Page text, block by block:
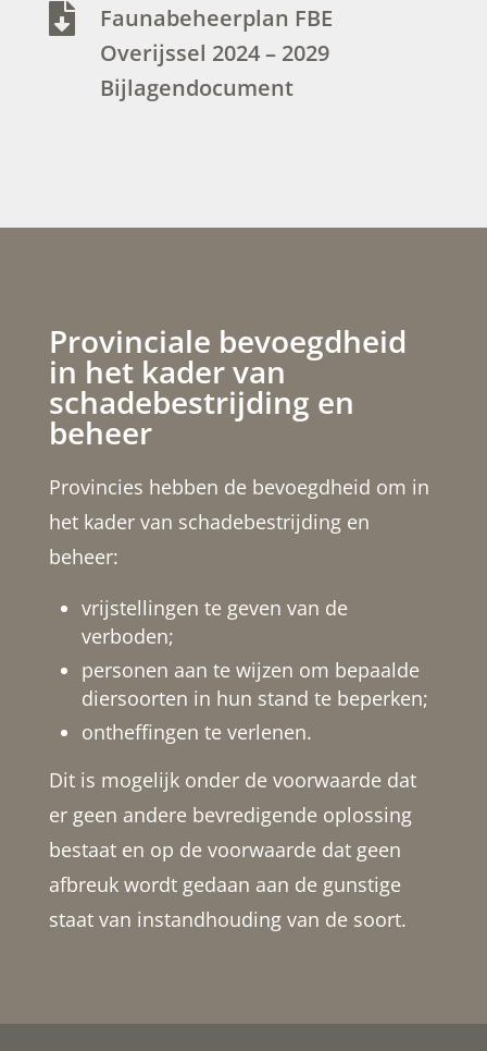

Faunabeheerplan FBE
Overijssel 2024 – 2029
Bijlagendocument
Provinciale bevoegdheid
in het kader van
schadebestrijding en
beheer
Provincies hebben de bevoegdheid om in
het kader van schadebestrijding en
beheer:
vrijstellingen te geven van de
verboden;
personen aan te wijzen om bepaalde
diersoorten in hun stand te beperken;
ontheffingen te verlenen.
Dit is mogelijk onder de voorwaarde dat
er geen andere bevredigende oplossing
bestaat en op de voorwaarde dat geen
afbreuk wordt gedaan aan de gunstige
staat van instandhouding van de soort.